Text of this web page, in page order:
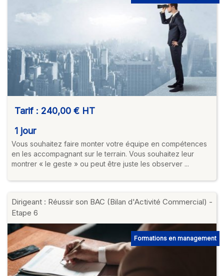
Tarif : 240,00 € HT
1 jour
Vous souhaitez faire monter votre équipe en compétences
en les accompagnant sur le terrain. Vous souhaitez leur
montrer « le geste » ou peut être juste les observer ...
Dirigeant : Réussir son BAC (Bilan d'Activité Commercial) -
Etape 6
Formations en management